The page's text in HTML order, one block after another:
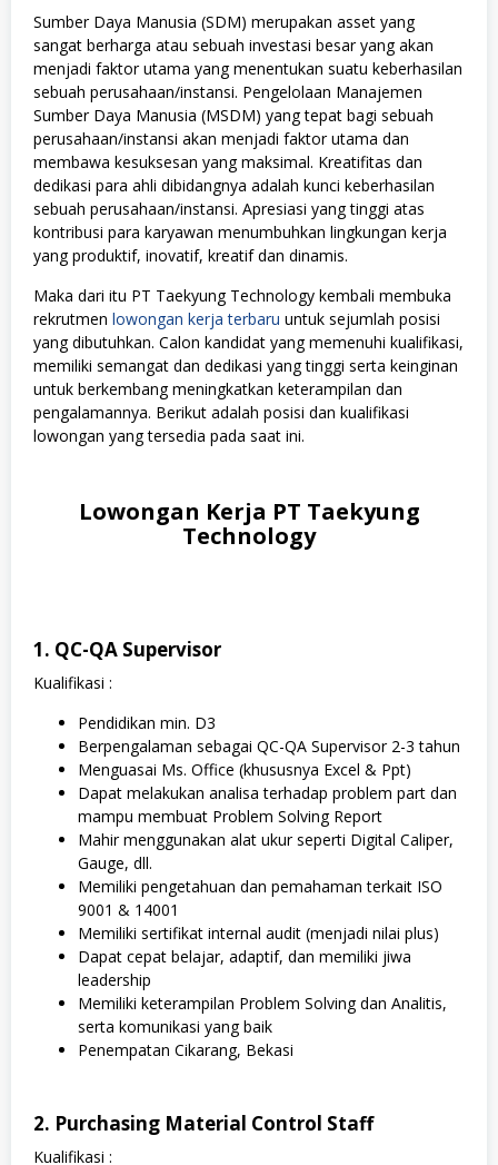
Sumber Daya Manusia (SDM) merupakan asset yang
sangat berharga atau sebuah investasi besar yang akan
menjadi faktor utama yang menentukan suatu keberhasilan
sebuah perusahaan/instansi. Pengelolaan Manajemen
Sumber Daya Manusia (MSDM) yang tepat bagi sebuah
perusahaan/instansi akan menjadi faktor utama dan
membawa kesuksesan yang maksimal. Kreatifitas dan
dedikasi para ahli dibidangnya adalah kunci keberhasilan
sebuah perusahaan/instansi. Apresiasi yang tinggi atas
kontribusi para karyawan menumbuhkan lingkungan kerja
yang produktif, inovatif, kreatif dan dinamis.
Maka dari itu PT Taekyung Technology kembali membuka
rekrutmen lowongan kerja terbaru untuk sejumlah posisi
yang dibutuhkan. Calon kandidat yang memenuhi kualifikasi,
memiliki semangat dan dedikasi yang tinggi serta keinginan
untuk berkembang meningkatkan keterampilan dan
pengalamannya. Berikut adalah posisi dan kualifikasi
lowongan yang tersedia pada saat ini.
Lowongan Kerja PT Taekyung
Technology
1. QC-QA Supervisor
Kualifikasi :
Pendidikan min. D3
Berpengalaman sebagai QC-QA Supervisor 2-3 tahun
Menguasai Ms. Office (khususnya Excel & Ppt)
Dapat melakukan analisa terhadap problem part dan
mampu membuat Problem Solving Report
Mahir menggunakan alat ukur seperti Digital Caliper,
Gauge, dll.
Memiliki pengetahuan dan pemahaman terkait ISO
9001 & 14001
Memiliki sertifikat internal audit (menjadi nilai plus)
Dapat cepat belajar, adaptif, dan memiliki jiwa
leadership
Memiliki keterampilan Problem Solving dan Analitis,
serta komunikasi yang baik
Penempatan Cikarang, Bekasi
2. Purchasing Material Control Staff
Kualifikasi :